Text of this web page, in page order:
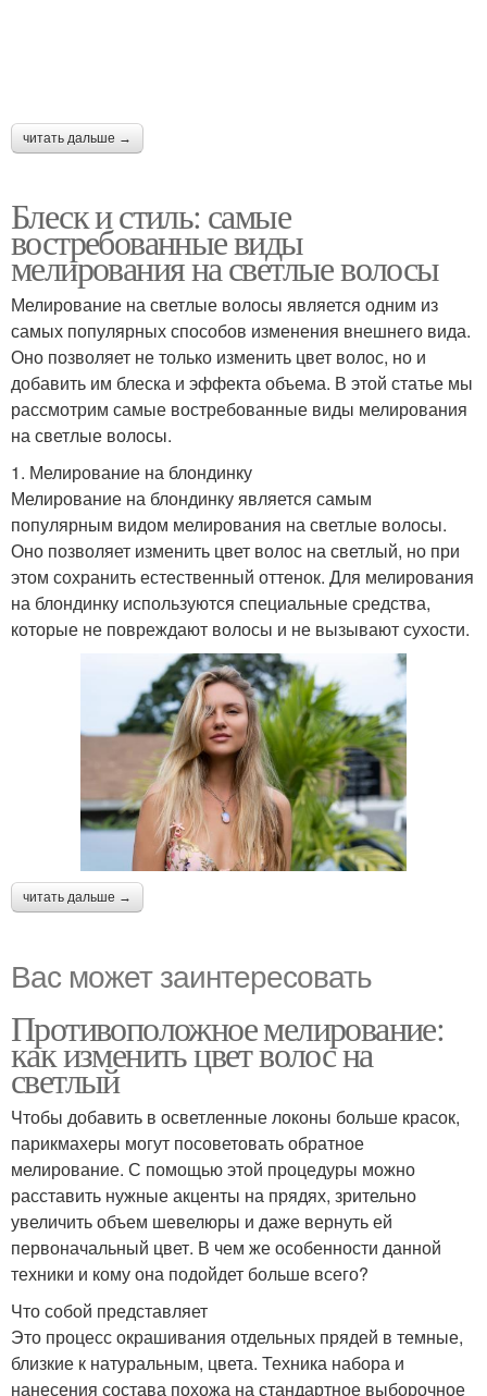
читать дальше →
Блеск и стиль: самые
востребованные виды
мелирования на светлые волосы
Мелирование на светлые волосы является одним из
самых популярных способов изменения внешнего вида.
Оно позволяет не только изменить цвет волос, но и
добавить им блеска и эффекта объема. В этой статье мы
рассмотрим самые востребованные виды мелирования
на светлые волосы.
1. Мелирование на блондинку
Мелирование на блондинку является самым
популярным видом мелирования на светлые волосы.
Оно позволяет изменить цвет волос на светлый, но при
этом сохранить естественный оттенок. Для мелирования
на блондинку используются специальные средства,
которые не повреждают волосы и не вызывают сухости.
читать дальше →
Вас может заинтересовать
Противоположное мелирование:
как изменить цвет волос на
светлый
Чтобы добавить в осветленные локоны больше красок,
парикмахеры могут посоветовать обратное
мелирование. С помощью этой процедуры можно
расставить нужные акценты на прядях, зрительно
увеличить объем шевелюры и даже вернуть ей
первоначальный цвет. В чем же особенности данной
техники и кому она подойдет больше всего?
Что собой представляет
Это процесс окрашивания отдельных прядей в темные,
близкие к натуральным, цвета. Техника набора и
нанесения состава похожа на стандартное выборочное